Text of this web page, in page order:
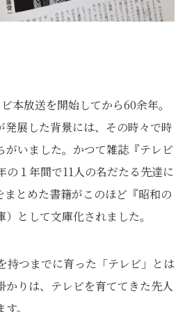
本放送を開始してから60余年。
発展した背景には、その時々で時
がいました。かつて雑誌『テレビ
の１年間で11人の名だたる先達に
まとめた書籍がこのほど『昭和の
として文庫化されました。
持つまでに育った「テレビ」とは
かりは、テレビを育ててきた先人
。